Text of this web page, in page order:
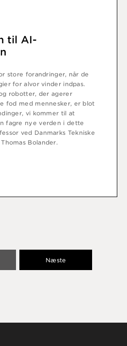
til AI-
store forandringer, når de
for alvor vinder indpas.
robotter, der agerer
fod med mennesker, er blot
vi kommer til at
fagre nye verden i dette
ved Danmarks Tekniske
Bolander.
Næste